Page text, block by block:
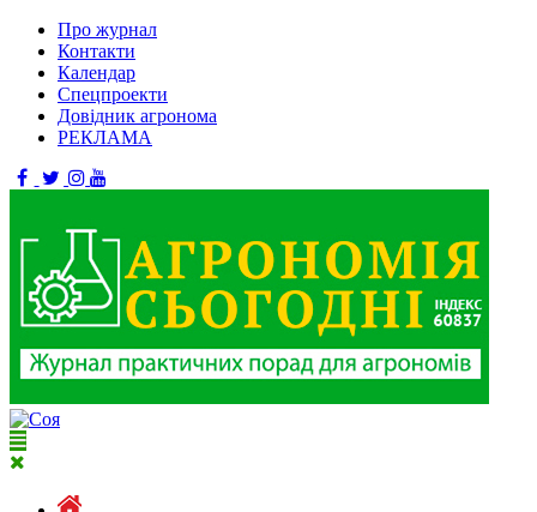
Про журнал
Контакти
Календар
Спецпроекти
Довідник агронома
РЕКЛАМА